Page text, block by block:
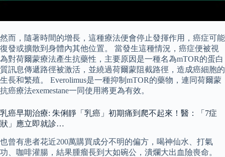
然而，隨著時間的增長，這種療法便會停止發揮作用，癌症可能
復發或擴散到身體內其他位置。 當發生這種情況，癌症便被視
為對荷爾蒙療法產生抗藥性，主要原因是一種名為mTOR的蛋白
質訊息傳遞路徑被激活，並繞過荷爾蒙阻截路徑，造成癌細胞的
生長和繁殖。 Everolimus是一種抑制mTOR的藥物，連同荷爾蒙
抗癌療法exemestane一同使用將更為有效。
乳癌早期治療: 朱俐靜「乳癌」初期痛到爬不起來！醫：「7症
狀」應立即就診…
也曾有患者花近200萬購買成分不明的偏方，喝神仙水、打氣
功、咖啡灌腸，結果腫瘤長到大如碗公，潰爛大出血險喪命。